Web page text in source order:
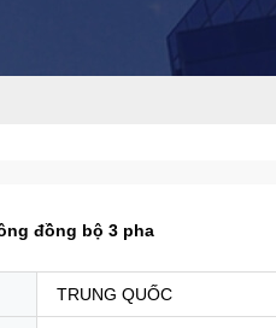
đồng bộ 3 pha
TRUNG QUỐC